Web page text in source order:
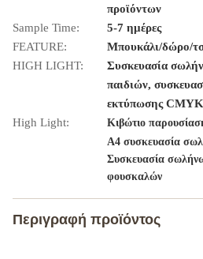
προϊόντων
Sample Time:
5-7 ημέρες
FEATURE:
Μπουκάλι/δώρο/
HIGH LIGHT:
Συσκευασία
παιδιών,
εκτύπωσης
High Light:
Κιβώτιο
A4 συσκευασία
Συσκευασία
φουσκαλών
Περιγραφή προϊόντος